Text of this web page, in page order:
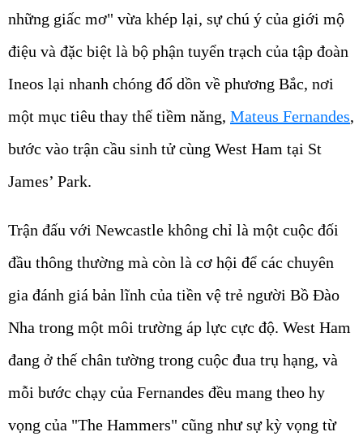
những giấc mơ" vừa khép lại, sự chú ý của giới mộ
điệu và đặc biệt là bộ phận tuyển trạch của tập đoàn
Ineos lại nhanh chóng đổ dồn về phương Bắc, nơi
một mục tiêu thay thế tiềm năng, Mateus Fernandes,
bước vào trận cầu sinh tử cùng West Ham tại St
James’ Park.
Trận đấu với Newcastle không chỉ là một cuộc đối
đầu thông thường mà còn là cơ hội để các chuyên
gia đánh giá bản lĩnh của tiền vệ trẻ người Bồ Đào
Nha trong một môi trường áp lực cực độ. West Ham
đang ở thế chân tường trong cuộc đua trụ hạng, và
mỗi bước chạy của Fernandes đều mang theo hy
vọng của "The Hammers" cũng như sự kỳ vọng từ